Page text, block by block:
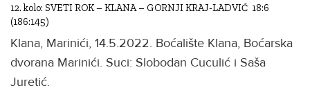
12. kolo: SVETI ROK – KLANA – GORNJI KRAJ-LADVIĆ 18:6
(186:145)
Klana, Marinići, 14.5.2022. Boćalište Klana, Boćarska
dvorana Marinići. Suci: Slobodan Cuculić i Saša
Juretić.